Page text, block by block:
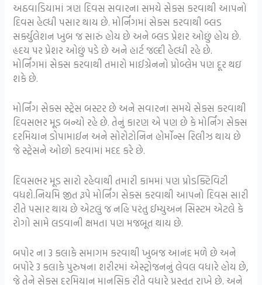
અઠવાડિયામાં ત્રણ દિવસ સવારના સમયે સેક્સ કરવાથી આપનો
દિવસ હેલ્ધી પસાર થાય છે. મોર્નિંગમાં સેક્સ કરવાથી બ્લડ
સર્ક્યુલેશન ખુબ જ સારું હોય છે અને બ્લડ પ્રેશર ઓછું હોય છે.
હૃદય પર પ્રેશર ઓછું પડે છે અને હાર્ટ જલ્દી હેલ્ધી રહે છે.
મોર્નિંગમાં સેક્સ કરવાથી તમારો માઈગ્રેનનો પ્રોબ્લેમ પણ દૂર થઇ
શકે છે.
મોર્નિંગ સેક્સ સ્ટ્રેસ બસ્ટર છે અને સવારના સમયે સેક્સ કરવાથી
દિવસભર મૂડ બન્યો રહે છે. તેનું કારણ એ પણ છે કે મોર્નિંગ સેક્સ
દરમિયાન ડોપામાઈન અને સોરોટોનિન હોર્મોન્સ રિલીઝ થાય છે
જે સ્ટ્રેસને ઓછો કરવામાં મદદ કરે છે.
દિવસભર મૂડ સારો રહેવાથી તમારી કામમાં પણ પ્રોડક્ટિવિટી
વધશે.નિયમિ જીત રૂપે મોર્નિંગ સેક્સ કરવાથી આપનો દિવસ સારી
રીતે પસાર થાય છે એટલું જ નહિ પરંતુ ઈમ્યુઅન સિસ્ટમ એટલે કે
રોગો સામે લડવાની ક્ષમતા પણ મજબૂત થાય છે.
બપોર ના 3 કલાકે સમાગમ કરવાથી ખુબજ આનંદ મળે છે અને
બપોરે 3 કલાકે પુરુષના શરીરમાં એસ્ટ્રોજનનું લેવલ વધારે હોય છે,
જે તેને સેક્સ દરમિયાન માનસિક રીતે વધારે પ્રસ્તુત રાખે છે. અને